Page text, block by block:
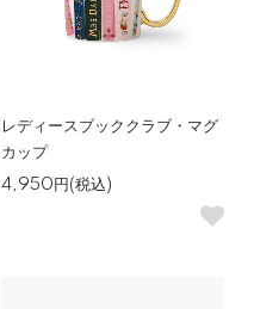
レディースブッククラブ・マグ
カップ
4,950円(税込)